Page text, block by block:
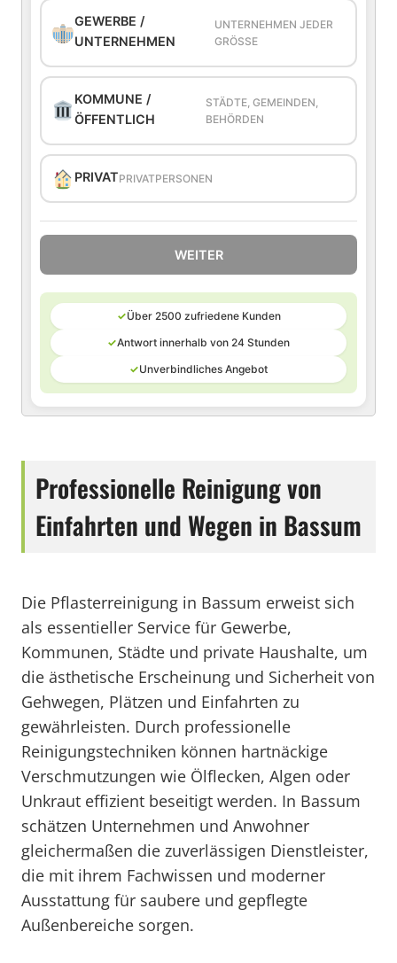
GEWERBE /
UNTERNEHMEN
UNTERNEHMEN JEDER
GRÖSSE
KOMMUNE /
ÖFFENTLICH
STÄDTE, GEMEINDEN,
BEHÖRDEN
PRIVATPRIVATPERSONEN
WEITER
✓Über 2500 zufriedene Kunden
✓Antwort innerhalb von 24 Stunden
✓Unverbindliches Angebot
Professionelle Reinigung von
Einfahrten und Wegen in Bassum
Die Pflasterreinigung in Bassum erweist sich
als essentieller Service für Gewerbe,
Kommunen, Städte und private Haushalte, um
die ästhetische Erscheinung und Sicherheit von
Gehwegen, Plätzen und Einfahrten zu
gewährleisten. Durch professionelle
Reinigungstechniken können hartnäckige
Verschmutzungen wie Ölflecken, Algen oder
Unkraut effizient beseitigt werden. In Bassum
schätzen Unternehmen und Anwohner
gleichermaßen die zuverlässigen Dienstleister,
die mit ihrem Fachwissen und moderner
Ausstattung für saubere und gepflegte
Außenbereiche sorgen.